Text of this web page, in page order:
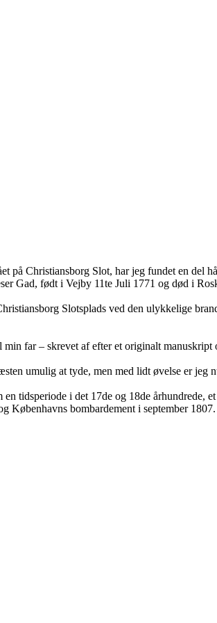
på Christiansborg Slot, har jeg fundet en del
Gad, født i Vejby 11te Juli 1771 og død i
Slotsplads ved den ulykkelige
far – skrevet af efter et originalt manuskript
umulig at tyde, men med lidt øvelse er jeg
tidsperiode i det 17de og 18de århundrede,
Københavns bombardement i september